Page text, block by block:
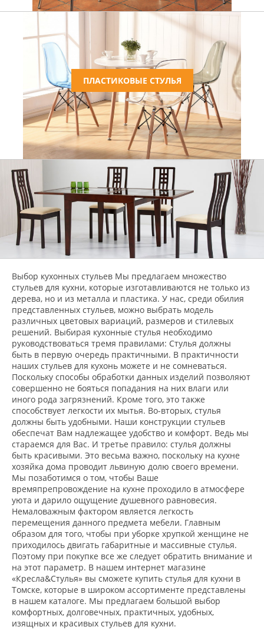
ПЛАСТИКОВЫЕ СТУЛЬЯ
Выбор кухонных стульев Мы предлагаем множество
стульев для кухни, которые изготавливаются не только из
дерева, но и из металла и пластика. У нас, среди обилия
представленных стульев, можно выбрать модель
различных цветовых вариаций, размеров и стилевых
решений. Выбирая кухонные стулья необходимо
руководствоваться тремя правилами: Стулья должны
быть в первую очередь практичными. В практичности
наших стульев для кухонь можете и не сомневаться.
Поскольку способы обработки данных изделий позволяют
совершенно не бояться попадания на них влаги или
иного рода загрязнений. Кроме того, это также
способствует легкости их мытья. Во-вторых, стулья
должны быть удобными. Наши конструкции стульев
обеспечат Вам надлежащее удобство и комфорт. Ведь мы
стараемся для Вас. И третье правило: стулья должны
быть красивыми. Это весьма важно, поскольку на кухне
хозяйка дома проводит львиную долю своего времени.
Мы позаботимся о том, чтобы Ваше
времяпрепровождение на кухне проходило в атмосфере
уюта и дарило ощущение душевного равновесия.
Немаловажным фактором является легкость
перемещения данного предмета мебели. Главным
образом для того, чтобы при уборке хрупкой женщине не
приходилось двигать габаритные и массивные стулья.
Поэтому при покупке все же следует обратить внимание и
на этот параметр. В нашем интернет магазине
«Кресла&Стулья» вы сможете купить стулья для кухни в
Томске, которые в широком ассортименте представлены
в нашем каталоге. Мы предлагаем большой выбор
комфортных, долговечных, практичных, удобных,
изящных и красивых стульев для кухни.